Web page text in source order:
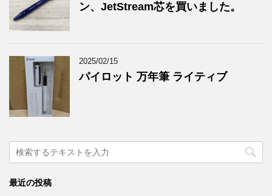
ン、JetStream芯を買いました。
2025/02/15
パイロット 万年筆 ライティブ
最近の投稿